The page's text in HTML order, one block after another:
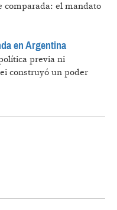
comparada: el mandato
en Argentina
previa ni
construyó un poder